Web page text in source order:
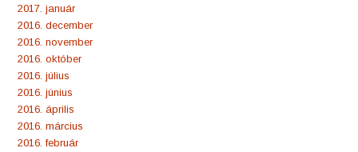
2017. január
2016. december
2016. november
2016. október
2016. július
2016. június
2016. április
2016. március
2016. február